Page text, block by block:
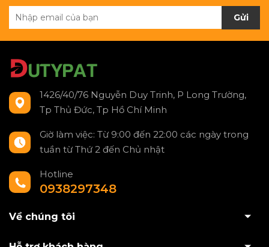
Gửi
1426/40/76 Nguyễn Duy Trinh, P Long Trường,
Tp Thủ Đức, Tp Hồ Chí Minh
Giờ làm việc: Từ 9:00 đến 22:00 các ngày trong
tuần từ Thứ 2 đến Chủ nhật
Hotline
0938297348
Về chúng tôi